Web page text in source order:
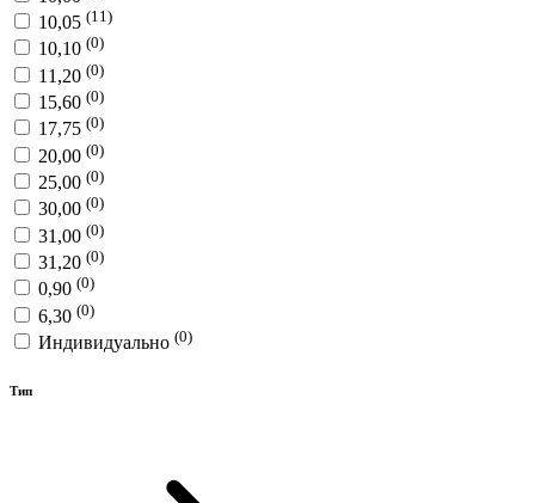
10,05 (11)
10,10 (0)
11,20 (0)
15,60 (0)
17,75 (0)
20,00 (0)
25,00 (0)
30,00 (0)
31,00 (0)
31,20 (0)
0,90 (0)
6,30 (0)
Индивидуально (0)
Тип